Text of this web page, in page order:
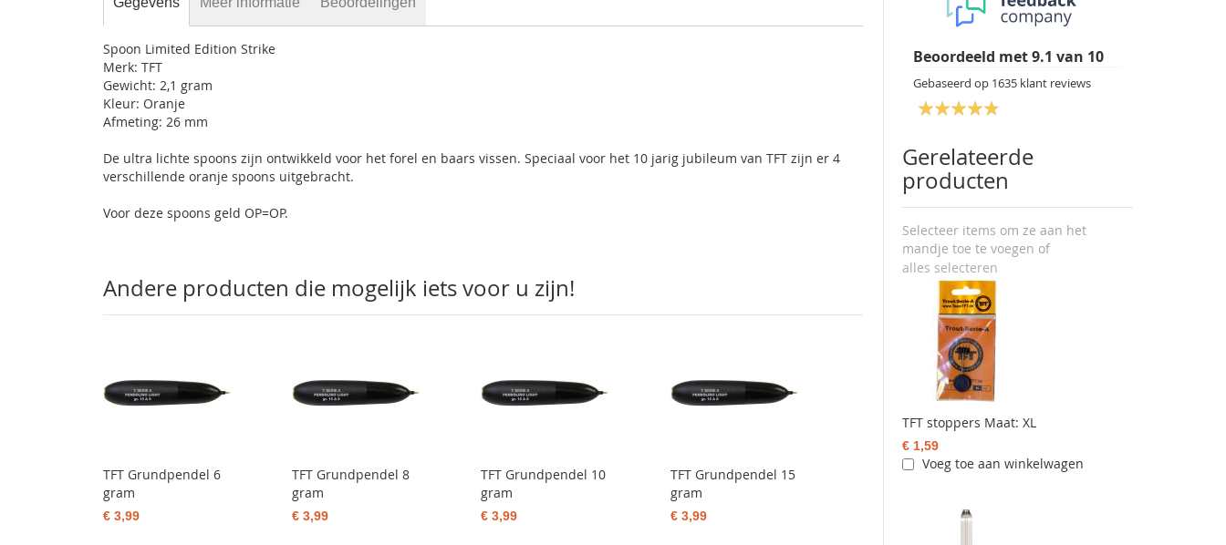
Beoordeeld met9.1 van 10
Gebaseerd op 1635 klant reviews
Gerelateerde
producten
Selecteer items om ze aan het
mandje toe te voegen of
alles selecteren
TFT stoppers Maat: XL
€ 1,59
Voeg toe aan winkelwagen
Spoon Limited Edition Strike
Merk: TFT
Gewicht: 2,1 gram
Kleur: Oranje
Afmeting: 26 mm
De ultra lichte spoons zijn ontwikkeld voor het forel en baars vissen. Speciaal voor het 10 jarig jubileum van TFT zijn er 4
verschillende oranje spoons uitgebracht.
Voor deze spoons geld OP=OP.
Andere producten die mogelijk iets voor u zijn!
TFT Grundpendel 6
gram
€ 3,99
TFT Grundpendel 8
gram
€ 3,99
TFT Grundpendel 10
gram
€ 3,99
TFT Grundpendel 15
gram
€ 3,99